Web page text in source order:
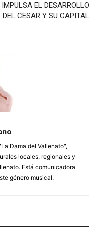
IMPULSA EL DESARROLLO
DEL CESAR Y SU CAPITAL
Dama del Vallenato",
locales, regionales y
Está comunicadora
género musical.